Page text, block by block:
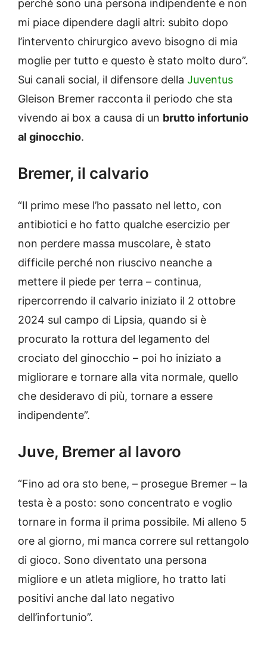
perché sono una persona indipendente e non
mi piace dipendere dagli altri: subito dopo
l’intervento chirurgico avevo bisogno di mia
moglie per tutto e questo è stato molto duro”.
Sui canali social, il difensore della Juventus
Gleison Bremer racconta il periodo che sta
vivendo ai box a causa di un brutto infortunio
al ginocchio.
Bremer, il calvario
“Il primo mese l’ho passato nel letto, con
antibiotici e ho fatto qualche esercizio per
non perdere massa muscolare, è stato
difficile perché non riuscivo neanche a
mettere il piede per terra – continua,
ripercorrendo il calvario iniziato il 2 ottobre
2024 sul campo di Lipsia, quando si è
procurato la rottura del legamento del
crociato del ginocchio – poi ho iniziato a
migliorare e tornare alla vita normale, quello
che desideravo di più, tornare a essere
indipendente”.
Juve, Bremer al lavoro
“Fino ad ora sto bene, – prosegue Bremer – la
testa è a posto: sono concentrato e voglio
tornare in forma il prima possibile. Mi alleno 5
ore al giorno, mi manca correre sul rettangolo
di gioco. Sono diventato una persona
migliore e un atleta migliore, ho tratto lati
positivi anche dal lato negativo
dell’infortunio”.